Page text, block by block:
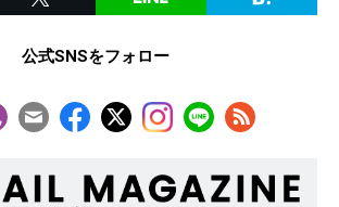
公式SNSをフォロー